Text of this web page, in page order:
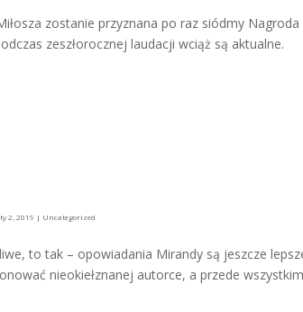
zostanie przyznana po raz siódmy Nagroda
zeszłorocznej laudacji wciąż są aktualne.
2, 2019 | Uncategorized
to tak – opowiadania Mirandy są jeszcze
nieokiełznanej autorce, a przede